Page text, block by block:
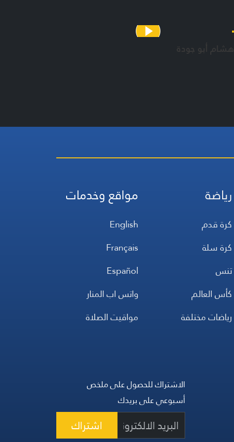
هشام أبو جودة
رياضة
كرة قدم
كرة سلة
تنس
كأس العالم
رياضات مختلفة
مواقع وخدمات
English
Français
Español
واتس اب المنار
مواقيت الصلاة
الاشتراك للحصول على ملخص
أسبوعي على بريدك
اشتراك